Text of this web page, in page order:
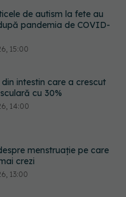
intestin care a crescut
cu 30%
14:00
menstruație pe care
crezi
folosit de peste 60 de
într-un loc